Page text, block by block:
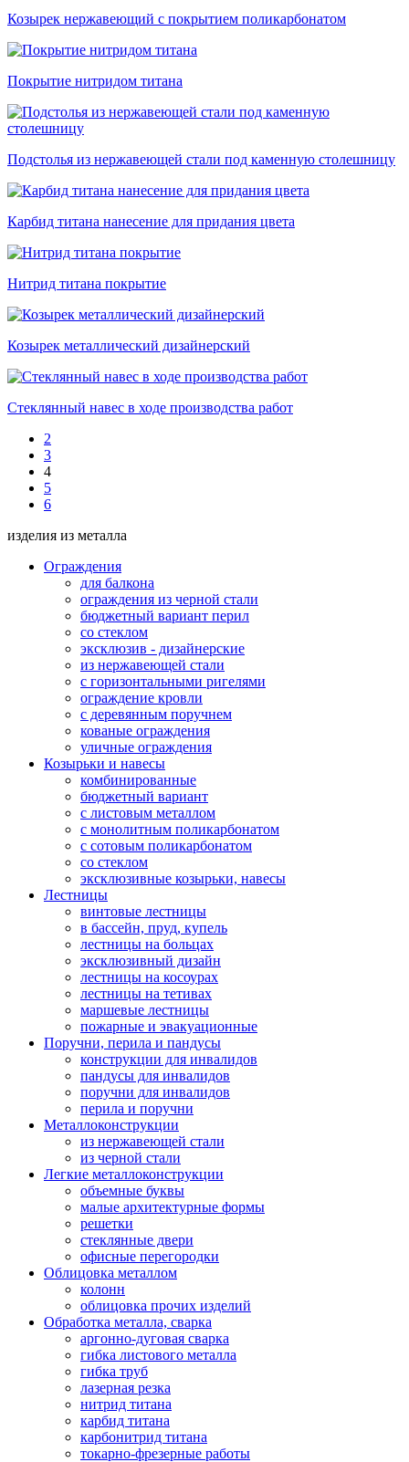
Козырек нержавеющий с покрытием поликарбонатом
Покрытие нитридом титана
Подстолья из нержавеющей стали под каменную столешницу
Карбид титана нанесение для придания цвета
Нитрид титана покрытие
Козырек металлический дизайнерский
Стеклянный навес в ходе производства работ
2
3
4
5
6
изделия из металла
Ограждения
для балкона
ограждения из черной стали
бюджетный вариант перил
со стеклом
эксклюзив - дизайнерские
из нержавеющей стали
с горизонтальными ригелями
ограждение кровли
с деревянным поручнем
кованые ограждения
уличные ограждения
Козырьки и навесы
комбинированные
бюджетный вариант
с листовым металлом
с монолитным поликарбонатом
с сотовым поликарбонатом
со стеклом
эксклюзивные козырьки, навесы
Лестницы
винтовые лестницы
в бассейн, пруд, купель
лестницы на больцах
эксклюзивный дизайн
лестницы на косоурах
лестницы на тетивах
маршевые лестницы
пожарные и эвакуационные
Поручни, перила и пандусы
конструкции для инвалидов
пандусы для инвалидов
поручни для инвалидов
перила и поручни
Металлоконструкции
из нержавеющей стали
из черной стали
Легкие металлоконструкции
объемные буквы
малые архитектурные формы
решетки
стеклянные двери
офисные перегородки
Облицовка металлом
колонн
облицовка прочих изделий
Обработка металла, сварка
аргонно-дуговая сварка
гибка листового металла
гибка труб
лазерная резка
нитрид титана
карбид титана
карбонитрид титана
токарно-фрезерные работы